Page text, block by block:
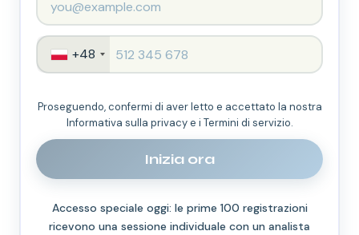
+48
Proseguendo, confermi di aver letto e accettato la nostra
Informativa sulla privacy e i Termini di servizio.
Inizia ora
Accesso speciale oggi: le prime 100 registrazioni
ricevono una sessione individuale con un analista